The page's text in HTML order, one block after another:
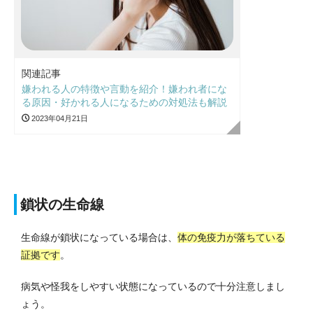
関連記事
嫌われる人の特徴や言動を紹介！嫌われ者にな
る原因・好かれる人になるための対処法も解説
2023年04月21日
鎖状の生命線
生命線が鎖状になっている場合は、 体の免疫力が落ちている
証拠です。
病気や怪我をしやすい状態になっているので十分注意しまし
ょう。